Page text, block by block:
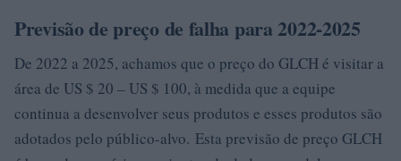
Previsão de preço de falha para 2022-2025
De 2022 a 2025, achamos que o preço do GLCH é visitar a
área de US $ 20 – US $ 100, à medida que a equipe
continua a desenvolver seus produtos e esses produtos são
adotados pelo público-alvo. Esta previsão de preço GLCH